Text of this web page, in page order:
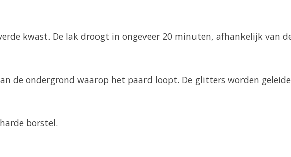
kwast. De lak droogt in ongeveer 20 minuten, afhankelijk van
de ondergrond waarop het paard loopt. De glitters worden
borstel.